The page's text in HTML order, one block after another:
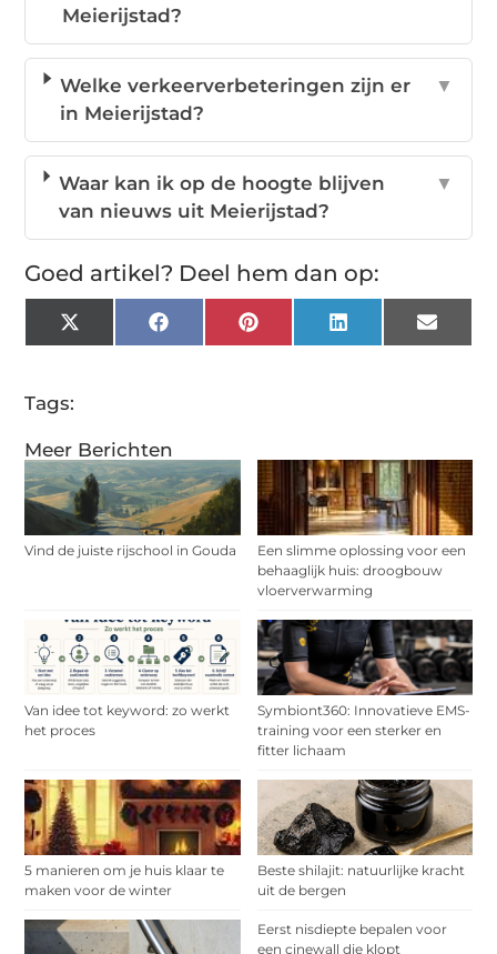
Meer Berichten
Vind de juiste rijschool in Gouda
Een slimme oplossing voor een
behaaglijk huis: droogbouw
vloerverwarming
Van idee tot keyword: zo werkt
het proces
Symbiont360: Innovatieve EMS-
training voor een sterker en
fitter lichaam
5 manieren om je huis klaar te
maken voor de winter
Beste shilajit: natuurlijke kracht
uit de bergen
Eerst nisdiepte bepalen voor
een cinewall die klopt
Meierijstad?
Welke verkeerverbeteringen zijn er
in Meierijstad?
▼
Waar kan ik op de hoogte blijven
van nieuws uit Meierijstad?
▼
Goed artikel? Deel hem dan op:
X
(Twitter)
FacebookPinterestLinkedInEmail
Tags: